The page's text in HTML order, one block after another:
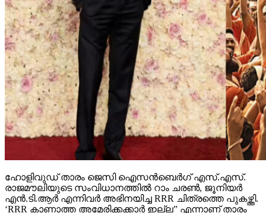
ഹോളിവുഡ് താരം ജെസി ഐസന്‍ബെര്‍ഗ് എസ്.എസ്.
രാജമൗലിയുടെ സംവിധാനത്തില്‍ റാം ചരണ്‍, ജൂനിയര്‍
എന്‍.ടി.ആര്‍ എന്നിവര്‍ അഭിനയിച്ച RRR ചിത്രത്തെ പുകഴ്ത്തി.
‘RRR കാണാത്ത അമേരിക്കക്കാര്‍ ഇല്ല” എന്നാണ് താരം